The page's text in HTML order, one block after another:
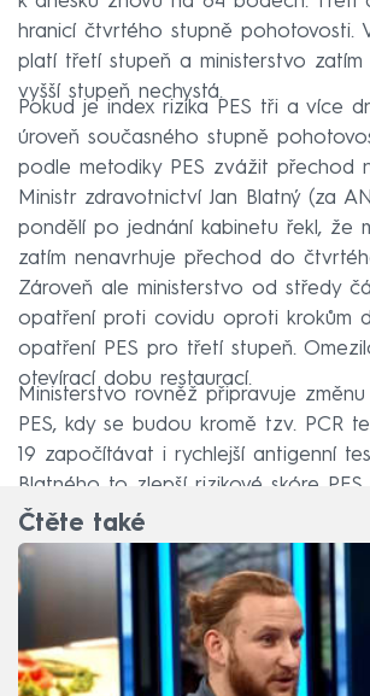
hranicí čtvrtého stupně pohotovosti.
platí třetí stupeň a ministerstvo
vyšší stupeň nechystá.
Pokud je index rizika PES tři a více
úroveň současného stupně
podle metodiky PES zvážit přechod
Ministr zdravotnictví Jan Blatný (za
pondělí po jednání kabinetu řekl, že
zatím nenavrhuje přechod do
Zároveň ale ministerstvo od středy
opatření proti covidu oproti krokům
opatření PES pro třetí stupeň.
otevírací dobu restaurací.
Ministerstvo rovněž připravuje
PES, kdy se budou kromě tzv. PCR
19 započítávat i rychlejší antigenní
Blatného to zlepší rizikové skóre PES.
Čtěte také